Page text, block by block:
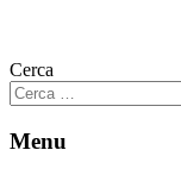
Cerca
Menu